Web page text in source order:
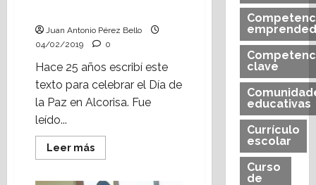
Juan Antonio Pérez Bello
04/02/2019
0
Hace 25 años escribí este
texto para celebrar el Día de
la Paz en Alcorisa. Fue
leído...
Leer másLeer
más
clave
educativas
Currículo
escolar
Curso
de